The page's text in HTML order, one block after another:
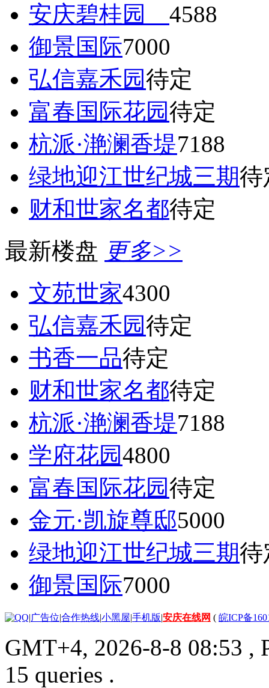
安庆碧桂园 4588
御景国际7000
弘信嘉禾园待定
富春国际花园待定
杭派·滟澜香堤7188
绿地迎江世纪城三期待
财和世家名都待定
最新楼盘 更多>>
文苑世家4300
弘信嘉禾园待定
书香一品待定
财和世家名都待定
杭派·滟澜香堤7188
学府花园4800
富春国际花园待定
金元·凯旋尊邸5000
绿地迎江世纪城三期待
御景国际7000
|广告位|合作热线|小黑屋|手机版|安庆在线网 ( 皖ICP备
GMT+4, 2026-8-8 08:53 ,
15 queries .